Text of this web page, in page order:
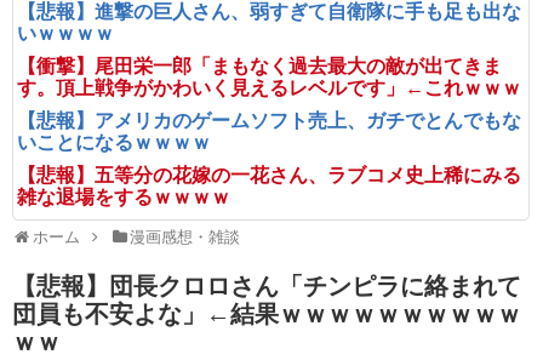
【悲報】進撃の巨人さん、弱すぎて自衛隊に手も足も出な
いｗｗｗｗ
【衝撃】尾田栄一郎「まもなく過去最大の敵が出てきま
す。頂上戦争がかわいく見えるレベルです」←これｗｗｗ
【悲報】アメリカのゲームソフト売上、ガチでとんでもな
いことになるｗｗｗｗ
【悲報】五等分の花嫁の一花さん、ラブコメ史上稀にみる
雑な退場をするｗｗｗｗ
ホーム 漫画感想・雑談
【悲報】団長クロロさん「チンピラに絡まれて
団員も不安よな」←結果ｗｗｗｗｗｗｗｗｗｗ
ｗｗ